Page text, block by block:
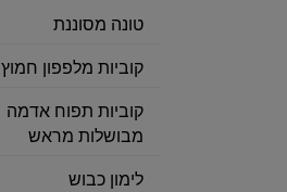
טונה מסוננת
קוביות מלפפון חמוץ
קוביות תפוח אדמה
מבושלות מראש
לימון כבוש